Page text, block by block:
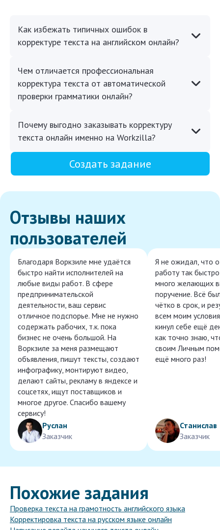
Как избежать типичных ошибок в
корректуре текста на английском онлайн?
Чем отличается профессиональная
корректура текста от автоматической
проверки грамматики онлайн?
Почему выгодно заказывать корректуру
текста онлайн именно на Workzilla?
Создать задание
Отзывы наших
пользователей
Благодаря Воркзиле мне удаётся
быстро найти исполнителей на
любые виды работ. В сфере
предпринимательской
деятельности, ваш сервис
отличное подспорье. Мне не нужно
содержать рабочих, т.к. пока
бизнес не очень большой. На
Воркзиле за меня размещают
объявления, пишут тексты, создают
инфографику, монтируют видео,
делают сайты, рекламу в яндексе и
соцсетях, ищут поставщиков и
многое другое. Спасибо вашему
сервису!
Руслан
Заказчик
Я не ожидал, что
работу так
много желающих
поручение. Всё
чётко в срок, и
всем моим
кинул себе ещё
как точно знаю,
своим Личным
ещё много раз!
Станислав
Заказчик
Похожие задания
Проверка текста на грамотность английского языка
Корректировка текста на русском языке онлайн